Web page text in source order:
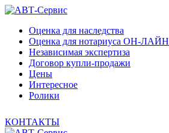
Оценка для наследства
Оценка для нотариуса ОН-ЛАЙН
Независимая экспертиза
Договор купли-продажи
Цены
Интересное
Ролики
КОНТАКТЫ